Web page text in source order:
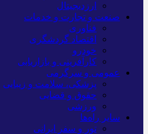
ارزدیجیتال
صنعت و تجارت و خدمات
فناوری
اقتصاد گردشگری
خودرو
کارآفرینی و بازاریابی
عمومی و سرگرمی
پزشکی، سلامت و زیبایی
حقوق و قضایی
ورزشی
سایر راه‌ها
تور و سفر ایرانی